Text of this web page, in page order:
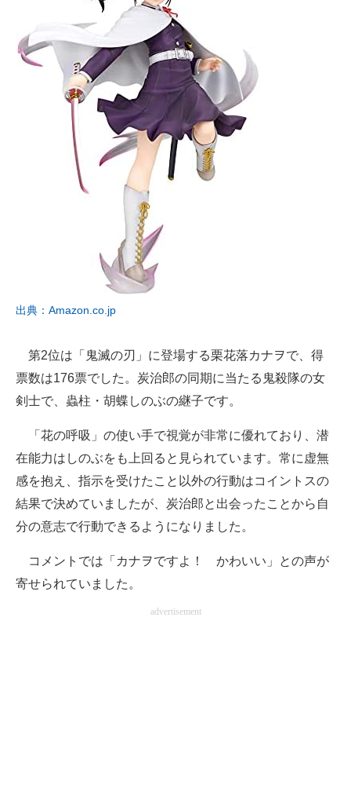
出典：Amazon.co.jp
第2位は「鬼滅の刃」に登場する栗花落カナヲで、得
票数は176票でした。炭治郎の同期に当たる鬼殺隊の女
剣士で、蟲柱・胡蝶しのぶの継子です。
「花の呼吸」の使い手で視覚が非常に優れており、潜
在能力はしのぶをも上回ると見られています。常に虚無
感を抱え、指示を受けたこと以外の行動はコイントスの
結果で決めていましたが、炭治郎と出会ったことから自
分の意志で行動できるようになりました。
コメントでは「カナヲですよ！ かわいい」との声が
寄せられていました。
advertisement